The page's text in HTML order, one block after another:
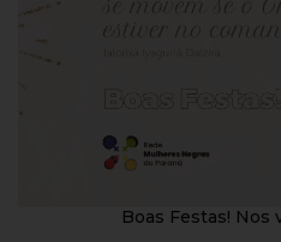
Boas Festas! Nos